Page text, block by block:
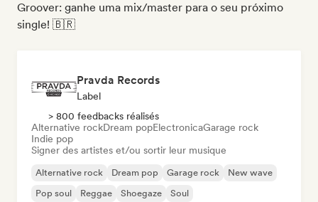
Groover: ganhe uma mix/master para o seu próximo
single! 🇧🇷
Pravda Records
Label
> 800 feedbacks réalisés
Alternative rockDream popElectronicaGarage rock
Indie pop
Signer des artistes et/ou sortir leur musique
Alternative rock Dream pop Garage rock
New wave
Pop soul
Reggae Shoegaze Soul